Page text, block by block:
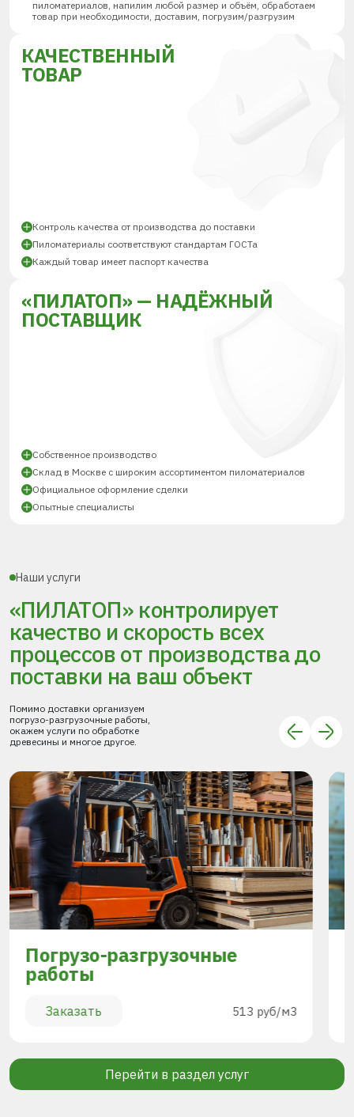
пиломатериалов, напилим любой размер и объём, обработаем
товар при необходимости, доставим, погрузим/разгрузим
КАЧЕСТВЕННЫЙ
ТОВАР
Контроль качества от производства до поставки
Пиломатериалы соответствуют стандартам ГОСТа
Каждый товар имеет паспорт качества
«ПИЛАТОП» — НАДЁЖНЫЙ
ПОСТАВЩИК
Собственное производство
Склад в Москве с широким ассортиментом пиломатериалов
Официальное оформление сделки
Опытные специалисты
Наши услуги
«ПИЛАТОП» контролирует
качество и скорость всех
процессовот производства до
поставки на ваш объект
Помимо доставки организуем
погрузо-разгрузочные работы,
окажем услуги по обработке
древесины и многое другое.
Погрузо-разгрузочные
работы
Заказать 513 руб/м3
Перейти в раздел услуг